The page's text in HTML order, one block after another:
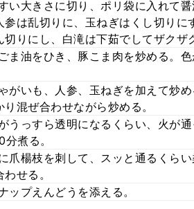
大きさに切り、ポリ袋に入れて
参は乱切りに、玉ねぎはくし切りに
りにし、白滝は下茹でしてザクザ
油をひき、豚こま肉を炒める。
いも、人参、玉ねぎを加えて炒
混ぜ合わせながら炒める。
っすら透明になるくらい、火が
煮る。
楊枝を刺して、スッと通るくらい
せる。
プえんどうを添える。